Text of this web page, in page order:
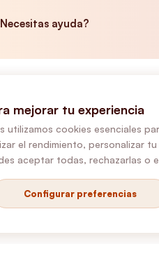
ayuda?
mejorar tu experiencia
utilizamos cookies esenciales
el rendimiento, personalizar
aceptar todas, rechazarlas o
Configurar preferencias